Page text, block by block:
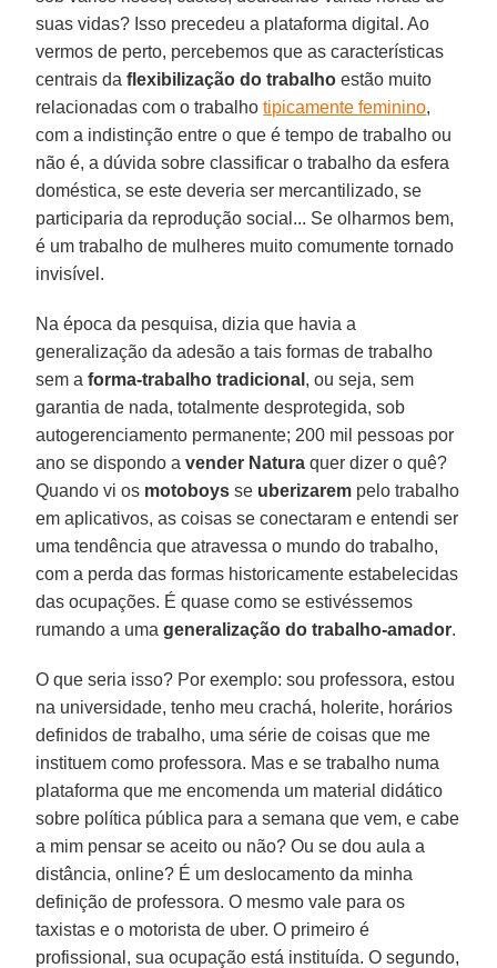
suas vidas? Isso precedeu a plataforma digital. Ao
vermos de perto, percebemos que as características
centrais daflexibilização do trabalho estão muito
relacionadas com o trabalhotipicamente feminino,
com a indistinção entre o que é tempo de trabalho ou
não é, a dúvida sobre classificar o trabalho da esfera
doméstica, se este deveria ser mercantilizado, se
participaria da reprodução social... Se olharmos bem,
é um trabalho de mulheres muito comumente tornado
invisível.
Na época da pesquisa, dizia que havia a
generalização da adesão a tais formas de trabalho
sem aforma-trabalho tradicional , ou seja, sem
garantia de nada, totalmente desprotegida, sob
autogerenciamento permanente; 200 mil pessoas por
ano se dispondo avender Natura quer dizer o quê?
Quando vi os motoboys se uberizarem pelo trabalho
em aplicativos, as coisas se conectaram e entendi ser
uma tendência que atravessa o mundo do trabalho,
com a perda das formas historicamente estabelecidas
das ocupações. É quase como se estivéssemos
rumando a umageneralização do trabalho-amador.
O que seria isso? Por exemplo: sou professora, estou
na universidade, tenho meu crachá, holerite, horários
definidos de trabalho, uma série de coisas que me
instituem como professora. Mas e se trabalho numa
plataforma que me encomenda um material didático
sobre política pública para a semana que vem, e cabe
a mim pensar se aceito ou não? Ou se dou aula a
distância, online? É um deslocamento da minha
definição de professora. O mesmo vale para os
taxistas e o motorista de uber. O primeiro é
profissional, sua ocupação está instituída. O segundo,